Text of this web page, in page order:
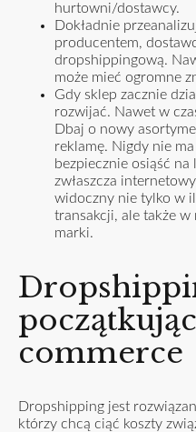
hurtowni/dostawcy.
Dokładnie
producentem,
dropshippingową.
może mieć ogromne
Gdy sklep zacznie
rozwijać. Nawet w
Dbaj o nowy
reklamę. Nigdy nie
bezpiecznie osiąść
zwłaszcza
widoczny nie tylko w
transakcji, ale także
marki.
commerce
Dropshipping jest
którzy chcą ciąć koszty